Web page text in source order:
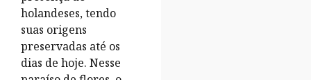
holandeses, tendo
suas origens
preservadas até os
dias de hoje. Nesse